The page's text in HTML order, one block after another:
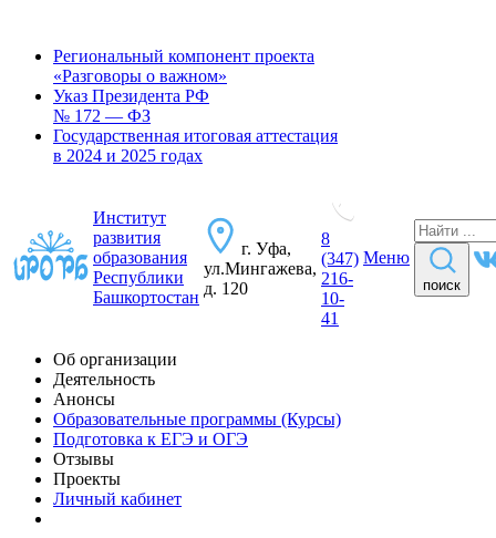
Региональный компонент проекта
«Разговоры о важном»
Указ Президента РФ
№ 172 — ФЗ
Государственная итоговая аттестация
в 2024 и 2025 годах
Институт
развития
образования
Республики
Башкортостан
г. Уфа,
ул.Мингажева,
д. 120
8
(347)
216-
10-
41
Меню
поиск
Об организации
Деятельность
Анонсы
Образовательные программы (Курсы)
Подготовка к ЕГЭ и ОГЭ
Отзывы
Проекты
Личный кабинет